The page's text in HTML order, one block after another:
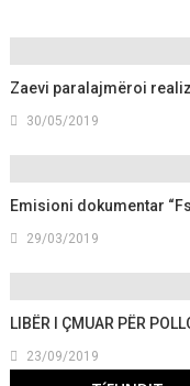
Zaevi paralajmëroi
30/05/2019
Emisioni dokumentar
29/03/2019
LIBËR I ÇMUAR PËR
23/09/2019